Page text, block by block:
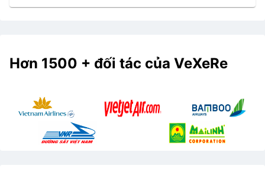
Hơn 1500 + đối tác của VeXeRe